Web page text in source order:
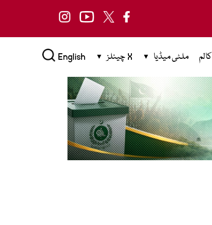
کالم ملٹی میڈیا X چینلز English